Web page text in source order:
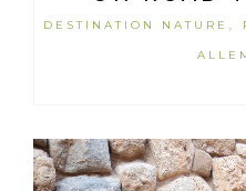
DESTINATION NATURE ,